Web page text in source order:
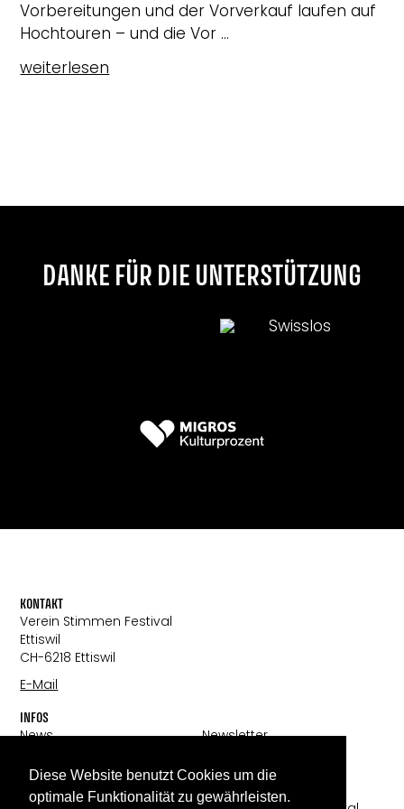
Diese Website benutzt Cookies um die
optimale Funktionalität zu gewährleisten.
Vorbereitungen und der Vorverkauf laufen auf
Hochtouren – und die Vor ...
weiterlesen
DANKE FÜR DIE UNTERSTÜTZUNG
KONTAKT
Verein Stimmen Festival
Ettiswil
CH-6218 Ettiswil
E-Mail
INFOS
News
Galerie
Über uns
Newsletter
Datenschutz